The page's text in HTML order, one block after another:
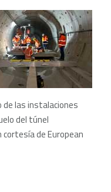
de las instalaciones
del túnel
cortesía de European